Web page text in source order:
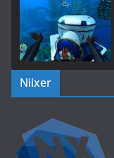
Niixer